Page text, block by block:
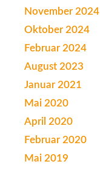
November 2024
Oktober 2024
Februar 2024
August 2023
Januar 2021
Mai 2020
April 2020
Februar 2020
Mai 2019